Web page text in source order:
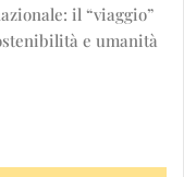
il “viaggio”
e umanità